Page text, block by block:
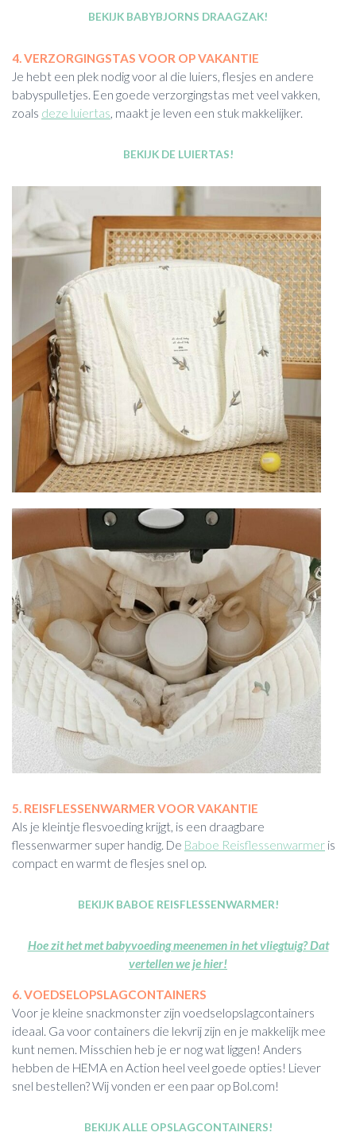
BEKIJK BABYBJORNS DRAAGZAK!
4. VERZORGINGSTAS VOOR OP VAKANTIE
Je hebt een plek nodig voor al die luiers, flesjes en andere
babyspulletjes. Een goede verzorgingstas met veel vakken,
zoals deze luiertas , maakt je leven een stuk makkelijker.
BEKIJK DE LUIERTAS!
5. REISFLESSENWARMER VOOR VAKANTIE
Als je kleintje flesvoeding krijgt, is een draagbare
flessenwarmer super handig. De Baboe Reisflessenwarmer is
compact en warmt de flesjes snel op.
BEKIJK BABOE REISFLESSENWARMER!
Hoe zit het met babyvoeding meenemen in het vliegtuig? Dat
vertellen we je hier!
6. VOEDSELOPSLAGCONTAINERS
Voor je kleine snackmonster zijn voedselopslagcontainers
ideaal. Ga voor containers die lekvrij zijn en je makkelijk mee
kunt nemen. Misschien heb je er nog wat liggen! Anders
hebben de HEMA en Action heel veel goede opties! Liever
snel bestellen? Wij vonden er een paar op Bol.com!
BEKIJK ALLE OPSLAGCONTAINERS!